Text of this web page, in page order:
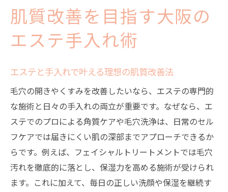
大阪のエステ手入れで続けやすい習慣づく
り
おすすめエステで手入れ効果を高めるコツ
毛穴ケアを叶えるエステ選びのコツ
毛穴ケアに強いエステ選びの重要ポイント
大阪で人気の毛穴専門サロンの比較ポイン
ト
エステで毛穴洗浄を効果的に受けるコツ
フェイシャルエステで毛穴悩みを改善する
手順
エステ選びと毛穴ケアの失敗しないポイン
肌質改善を目指す大阪の
エステ手入れ術
エステと手入れで叶える理想の肌質改善法
毛穴の開きやくすみを改善したいなら、エステの専門的
な施術と日々の手入れの両立が重要です。なぜなら、エ
ステでのプロによる角質ケアや毛穴洗浄は、日常のセル
フケアでは届きにくい肌の深部までアプローチできるか
らです。例えば、フェイシャルトリートメントでは毛穴
汚れを徹底的に落とし、保湿力を高める施術が受けられ
ます。これに加えて、毎日の正しい洗顔や保湿を継続す